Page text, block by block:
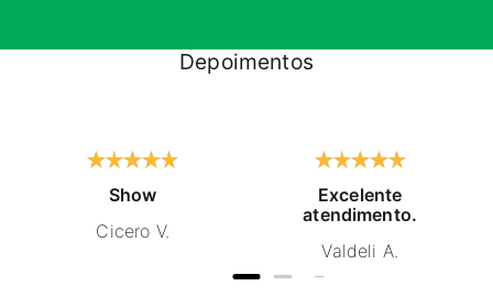
Depoimentos
Show
Cicero V.
Excelente
atendimento.
Valdeli A.